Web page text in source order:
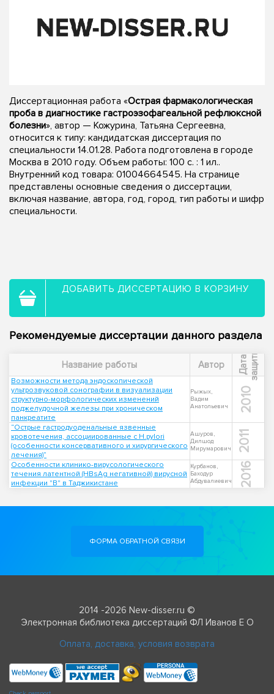
Диссертационная работа «Острая фармакологическая
проба в диагностике гастроэзофагеальной рефлюксной
болезни», автор — Кожурина, Татьяна Сергеевна,
относится к типу: кандидатская диссертация по
специальности 14.01.28. Работа подготовлена в городе
Москва в 2010 году. Объем работы: 100 с. : 1 ил..
Внутренний код товара: 01004664545. На странице
представлены основные сведения о диссертации,
включая название, автора, год, город, тип работы и шифр
специальности.
ДОБАВИТЬ ДИССЕРТАЦИЮ В КОРЗИНУ
Рекомендуемые диссертации данного раздела
Название работы Автор Д
а
т
а
з
а
щ
и
т ы
Возможности метода эндоскопической
ультрозвуковой сонографии в визуализации
структурно-морфологических изменений
поджелудочной железы при хроническом
панкреатите
Рыжых,
Вадим
Анатольевич
2010
“Острые гастродуоденальные язвенные
кровотечения, ассоциированные с H.pylori
(особенности консервативного и хирургического
лечения)”
Ашуров,
Дилшод
Мирумарович
2011
Особенности клинико-вирусологического
течения латентной (HBsAg негативной) вирусной
инфекции "B" в Таджикистане
Курбанов,
Баходур
Абдувалиевич
2016
ФОРМА ОБРАТНОЙ СВЯЗИ
2014 -2026 New-disser.ru ©
Электронная библиотека диссертаций ФЛ Иванов Е О
Оплата, доставка, условия возврата